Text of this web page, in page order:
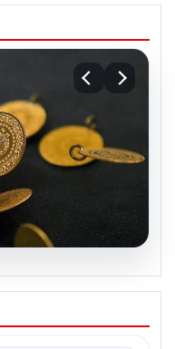
13 Nisan